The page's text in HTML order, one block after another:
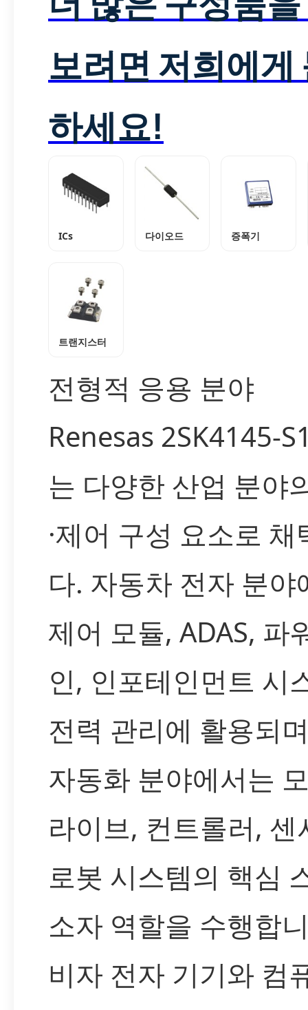
보려면 저희에게
하세요!
ICs 다이오드 증폭기
트랜지스터
전형적 응용 분야
Renesas 2SK4145-
는 다양한 산업 분야
·제어 구성 요소로
다. 자동차 전자 분야
제어 모듈, ADAS, 파
인, 인포테인먼트 시
전력 관리에 활용되
자동화 분야에서는
라이브, 컨트롤러, 센
로봇 시스템의 핵심
소자 역할을 수행합
비자 전자 기기와 컴